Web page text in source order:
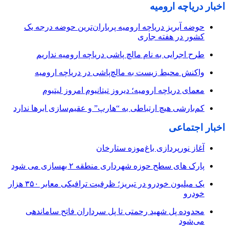
اخبار دریاچه ارومیه
حوضه آبریز دریاچه ارومیه پرباران‌ترین حوضه‌ درجه یک
کشور در هفته جاری
طرح اجرایی به نام مالچ پاشی دریاچه ارومیه نداریم
واکنش محیط زیست به مالچ‌پاشی در دریاچه ارومیه
معمای دریاچه ارومیه؛ دیروز تیتانیوم امروز لیتیوم
کم‌بارشی هیچ ارتباطی به “هارپ” و عقیم‌سازی ابرها ندارد
اخبار اجتماعی
آغاز نورپردازی باغ‌موزه ستارخان
پارک های سطح حوزه شهرداری منطقه ۲ بهسازی می شود
یک میلیون خودرو در تبریز؛ ظرفیت ترافیکی معابر ۳۵۰ هزار
خودرو
محدوده پل شهید رحمتی تا پل سرداران فاتح ساماندهی
می‌شود